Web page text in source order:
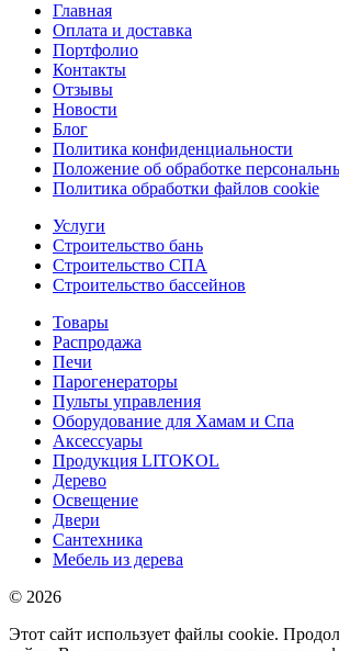
Главная
Оплата и доставка
Портфолио
Контакты
Отзывы
Новости
Блог
Политика конфиденциальности
Положение об обработке
Политика обработки файлов cookie
Услуги
Строительство бань
Строительство СПА
Строительство бассейнов
Товары
Распродажа
Печи
Парогенераторы
Пульты управления
Оборудование для Хамам и Спа
Аксессуары
Продукция LITOKOL
Дерево
Освещение
Двери
Сантехника
Мебель из дерева
© 2026
Этот сайт использует файлы cookie.